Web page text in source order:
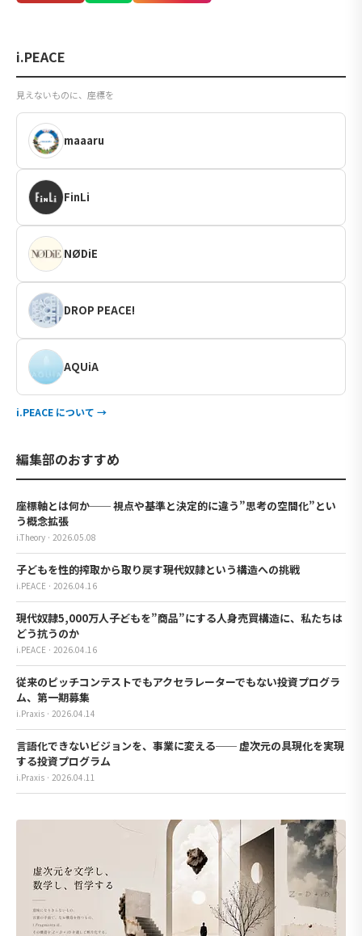
i.PEACE
見えないものに、座標を
maaaru
FinLi
NØDiE
DROP PEACE!
AQUiA
i.PEACE について →
編集部のおすすめ
座標軸とは何か── 視点や基準と決定的に違う”思考の空間化”とい
う概念拡張
i.Theory · 2026.05.08
子どもを性的搾取から取り戻す――現代奴隷という構造への挑戦
i.PEACE · 2026.04.16
現代奴隷5,000万人――子どもを”商品”にする人身売買構造に、私たちは
どう抗うのか
i.PEACE · 2026.04.16
従来のピッチコンテストでもアクセラレーターでもない投資プログラ
ム、第一期募集
i.Praxis · 2026.04.14
言語化できないビジョンを、事業に変える── 虚次元の具現化を実現
する投資プログラム
i.Praxis · 2026.04.11